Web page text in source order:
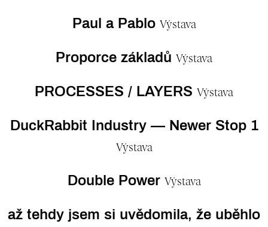
Paul a Pablo Výstava
Proporce základů Výstava
PROCESSES / LAYERS Výstava
DuckRabbit Industry — Newer Stop 1
Výstava
Double Power Výstava
až tehdy jsem si uvědomila, že uběhlo